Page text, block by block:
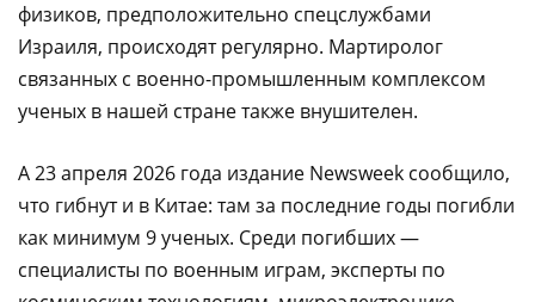
физиков, предположительно спецслужбами
Израиля, происходят регулярно. Мартиролог
связанных с военно-промышленным комплексом
ученых в нашей стране также внушителен.
А 23 апреля 2026 года издание Newsweek сообщило,
что гибнут и в Китае: там за последние годы погибли
как минимум 9 ученых. Среди погибших —
специалисты по военным играм, эксперты по